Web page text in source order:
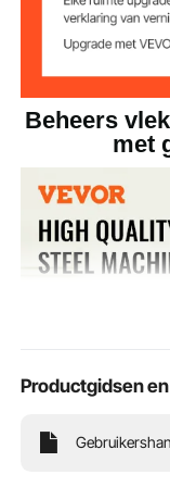
Productafmetinge
n (L x B x H)
Beheers
met
Productgidsen